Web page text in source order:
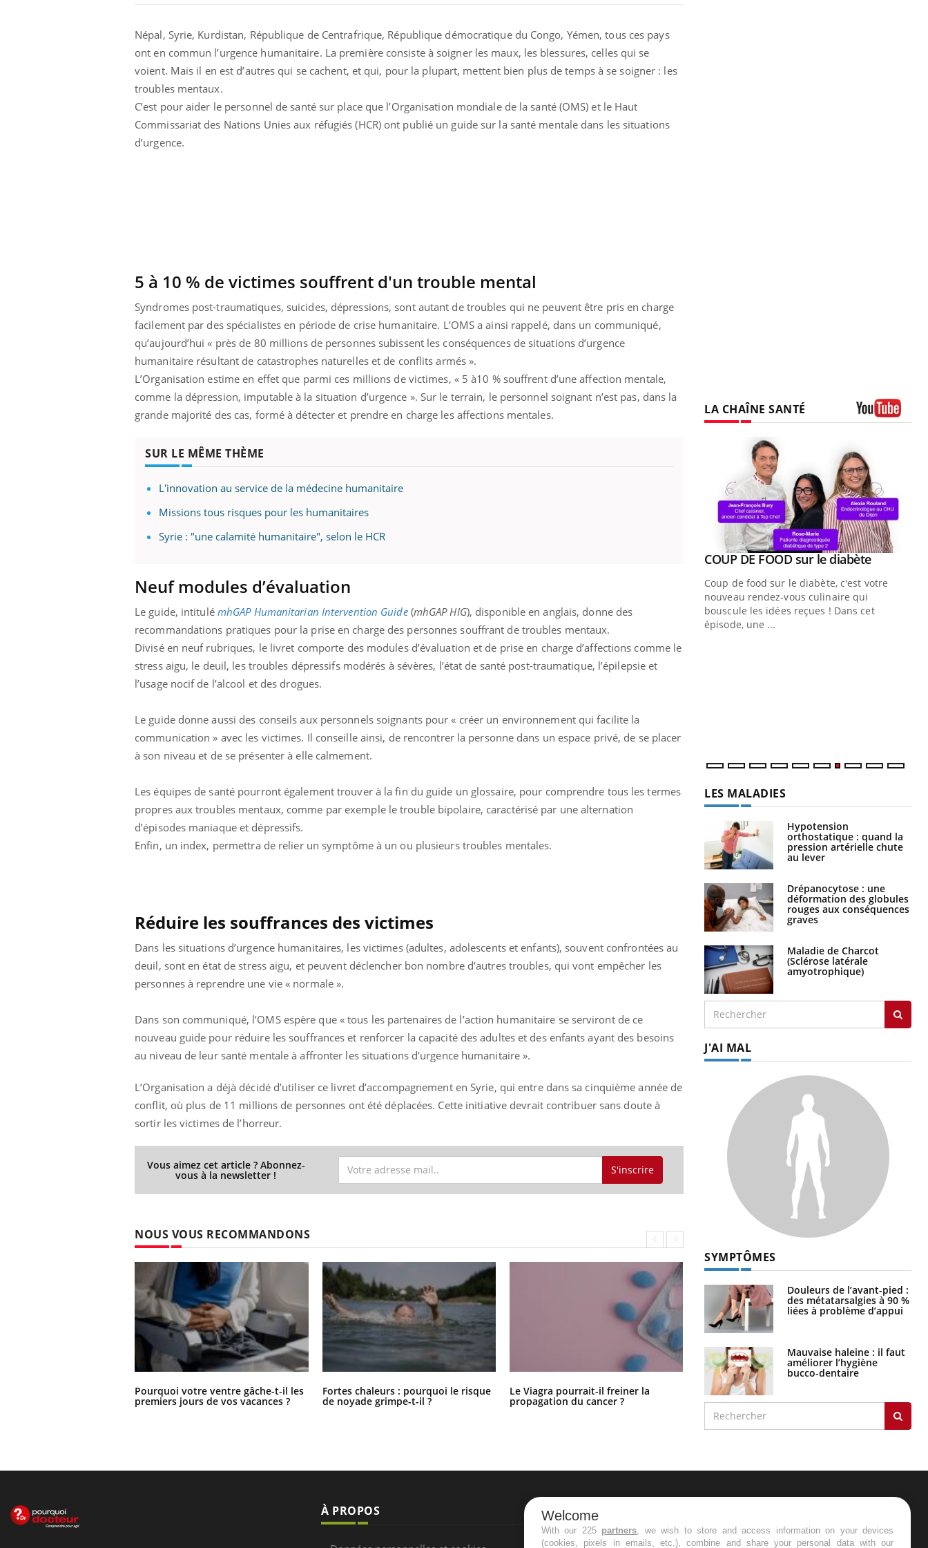
Népal, Syrie, Kurdistan, République de Centrafrique, République démocratique du Congo, Yémen, tous ces pays
ont en commun l’urgence humanitaire. La première consiste à soigner les maux, les blessures, celles qui se
voient. Mais il en est d’autres qui se cachent, et qui, pour la plupart, mettent bien plus de temps à se soigner : les
troubles mentaux.
C’est pour aider le personnel de santé sur place que l’Organisation mondiale de la santé (OMS) et le Haut
Commissariat des Nations Unies aux réfugiés (HCR) ont publié un guide sur la santé mentale dans les situations
d’urgence.
5 à 10 % de victimes souffrent d'un trouble mental
Syndromes post-traumatiques, suicides, dépressions, sont autant de troubles qui ne peuvent être pris en charge
facilement par des spécialistes en période de crise humanitaire. L’OMS a ainsi rappelé, dans un communiqué,
qu’aujourd’hui « près de 80 millions de personnes subissent les conséquences de situations d’urgence
humanitaire résultant de catastrophes naturelles et de conflits armés ».
L’Organisation estime en effet que parmi ces millions de victimes, « 5 à10 % souffrent d’une affection mentale,
comme la dépression, imputable à la situation d’urgence ». Sur le terrain, le personnel soignant n’est pas, dans la
grande majorité des cas, formé à détecter et prendre en charge les affections mentales.
SUR LE MÊME THÈME
L'innovation au service de la médecine humanitaire
Missions tous risques pour les humanitaires
Syrie : "une calamité humanitaire", selon le HCR
Neuf modules d’évaluation
Le guide, intitulé mhGAP Humanitarian Intervention Guide(mhGAP HIG), disponible en anglais, donne des
recommandations pratiques pour la prise en charge des personnes souffrant de troubles mentaux.
Divisé en neuf rubriques, le livret comporte des modules d’évaluation et de prise en charge d’affections comme le
stress aigu, le deuil, les troubles dépressifs modérés à sévères, l’état de santé post-traumatique, l’épilepsie et
l’usage nocif de l’alcool et des drogues.
Le guide donne aussi des conseils aux personnels soignants pour « créer un environnement qui facilite la
communication » avec les victimes. Il conseille ainsi, de rencontrer la personne dans un espace privé, de se placer
à son niveau et de se présenter à elle calmement.
Les équipes de santé pourront également trouver à la fin du guide un glossaire, pour comprendre tous les termes
propres aux troubles mentaux, comme par exemple le trouble bipolaire, caractérisé par une alternation
d’épisodes maniaque et dépressifs.
Enfin, un index, permettra de relier un symptôme à un ou plusieurs troubles mentales.
Réduire les souffrances des victimes
Dans les situations d’urgence humanitaires, les victimes (adultes, adolescents et enfants), souvent confrontées au
deuil, sont en état de stress aigu, et peuvent déclencher bon nombre d’autres troubles, qui vont empêcher les
personnes à reprendre une vie « normale ».
Dans son communiqué, l’OMS espère que « tous les partenaires de l’action humanitaire se serviront de ce
nouveau guide pour réduire les souffrances et renforcer la capacité des adultes et des enfants ayant des besoins
au niveau de leur santé mentale à affronter les situations d’urgence humanitaire ».
L’Organisation a déjà décidé d’utiliser ce livret d’accompagnement en Syrie, qui entre dans sa cinquième année de
conflit, où plus de 11 millions de personnes ont été déplacées. Cette initiative devrait contribuer sans doute à
sortir les victimes de l’horreur.
Vous aimez cet article ? Abonnez-
vous à la newsletter ! S'inscrire
NOUS VOUS RECOMMANDONS
Pourquoi votre ventre gâche-t-il les
premiers jours de vos vacances ?
Fortes chaleurs : pourquoi le risque
de noyade grimpe-t-il ?
Le Viagra pourrait-il freiner la
propagation du cancer ?
Pourquoi manger moins de
protéines pourrait finalement être
LA CHAÎNE SANTÉ
L'été arrive… et avec lui, un tout nouveau
rythme de vie ! Vacances, plage, piscine,
soleil, activités en plein air… Nos mains
Le Ramadan approche, et, pour de
nombreuses personnes atteintes de
diabète, c'est une période de questions, de
défis, mais ...
Un établissement lié à un groupe
mutualiste innove en matière de bilan de
santé : l'utilisation d'un « jumeau
numérique » permet ...
Youtube
COUP DE FOOD sur le diabèteYoutube
Coup de food sur le diabète, c'est votre
nouveau rendez-vous culinaire qui
bouscule les idées reçues ! Dans cet
épisode, une ...
LES MALADIES
Hypotension
orthostatique : quand la
pression artérielle chute
au lever
Drépanocytose : une
déformation des globules
rouges aux conséquences
graves
Maladie de Charcot
(Sclérose latérale
amyotrophique)
J'AI MAL
SYMPTÔMES
Douleurs de l’avant-pied :
des métatarsalgies à 90 %
liées à problème d’appui
Mauvaise haleine : il faut
améliorer l’hygiène
bucco-dentaire
À PROPOS NEWSLETTER
Recevez toutes les semaines les meilleures
Welcome
With our 225 partners, we wish to store and access information on your devices
(cookies, pixels in emails, etc.), combine and share your personal data with our